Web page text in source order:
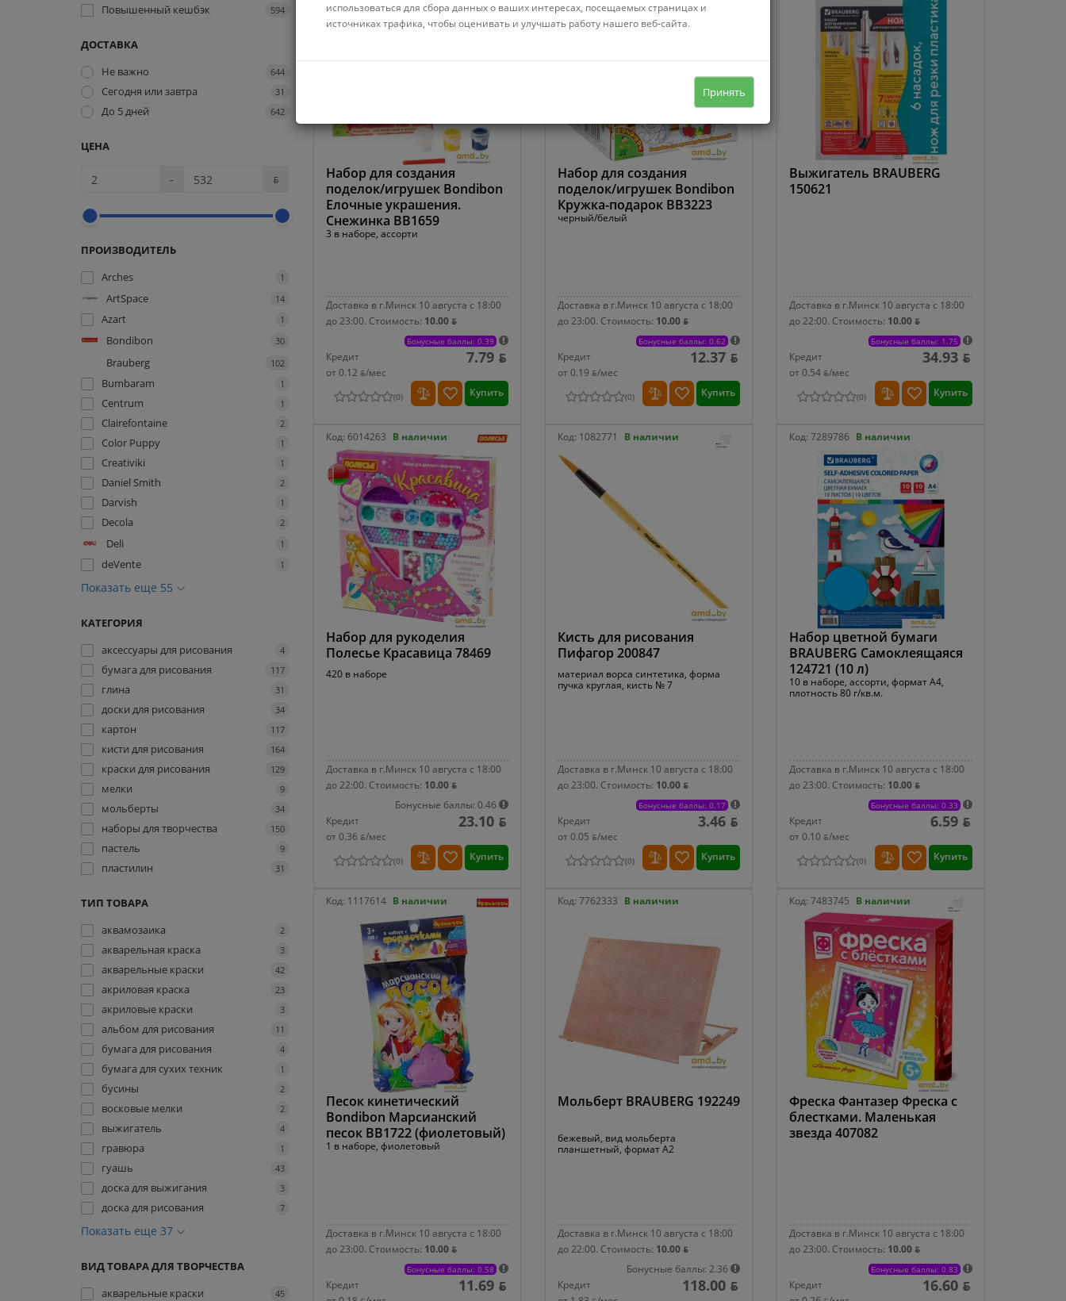
Повышенный кешбэк 594
ДОСТАВКА
Не важно
644
Сегодня или завтра 31
До 5 дней 642
ЦЕНА
- ƃ
ПРОИЗВОДИТЕЛЬ
Arches
1
ArtSpace 14
Azart 1
Bondibon 30
Brauberg 102
Bumbaram 1
Centrum 1
Clairefontaine 2
Color Puppy 1
Creativiki 1
Daniel Smith 2
Darvish 1
Decola 2
Deli 1
deVente 1
Показать еще 55
КАТЕГОРИЯ
аксессуары для рисования
4
бумага для рисования 117
глина 31
доски для рисования 34
картон 117
кисти для рисования 164
краски для рисования 129
мелки 9
мольберты 34
наборы для творчества 150
пастель 9
пластилин 31
ТИП ТОВАРА
аквамозаика
2
акварельная краска 3
акварельные краски 42
акриловая краска 23
акриловые краски 3
альбом для рисования 11
бумага для рисования 4
бумага для сухих техник 1
бусины 2
восковые мелки 2
выжигатель 4
гравюра 1
гуашь 43
доска для выжигания 3
доска для рисования 7
Показать еще 37
ВИД ТОВАРА ДЛЯ ТВОРЧЕСТВА
акварельные краски
45
Набор для создания
поделок/игрушек Bondibon
Елочные украшения.
Снежинка ВВ1659
3 в наборе, ассорти
Доставка в г.Минск 10 августа с 18:00
до 23:00. Стоимость: 10.00 ƃ
Бонусные баллы: 0.39
Кредит
от 0.12 ƃ/мec
7.79 ƃ
(0) Купить
Набор для создания
поделок/игрушек Bondibon
Кружка-подарок ВВ3223
черный/белый
Доставка в г.Минск 10 августа с 18:00
до 23:00. Стоимость: 10.00 ƃ
Бонусные баллы: 0.62
Кредит
от 0.19 ƃ/мec
12.37 ƃ
(0) Купить
Выжигатель BRAUBERG
150621
Доставка в г.Минск 10 августа с 18:00
до 22:00. Стоимость: 10.00 ƃ
Бонусные баллы: 1.75
Кредит
от 0.54 ƃ/мec
34.93 ƃ
(0) Купить
Код: 6014263 В наличии
Набор для рукоделия
Полесье Красавица 78469
420 в наборе
Доставка в г.Минск 10 августа с 18:00
до 22:00. Стоимость: 10.00 ƃ
Бонусные баллы: 0.46
Кредит
от 0.36 ƃ/мec
23.10 ƃ
(0) Купить
Код: 1082771 В наличии
Кисть для рисования
Пифагор 200847
материал ворса синтетика, форма
пучка круглая, кисть № 7
Доставка в г.Минск 10 августа с 18:00
до 23:00. Стоимость: 10.00 ƃ
Бонусные баллы: 0.17
Кредит
от 0.05 ƃ/мec
3.46 ƃ
(0) Купить
Код:7289786 В наличии
Набор цветной бумаги
BRAUBERG Самоклеящаяся
124721 (10 л)
10 в наборе, ассорти, формат A4,
плотность 80 г/кв.м.
Доставка в г.Минск 10 августа с 18:00
до 23:00. Стоимость: 10.00 ƃ
Бонусные баллы: 0.33
Кредит
от 0.10 ƃ/мec
6.59 ƃ
(0) Купить
Код: 1117614 В наличии
Песок кинетический
Bondibon Марсианский
песок ВВ1722 (фиолетовый)
1 в наборе, фиолетовый
Доставка в г.Минск 10 августа с 18:00
до 23:00. Стоимость: 10.00 ƃ
Бонусные баллы: 0.58
Кредит
11.69 ƃ
Код: 7762333 В наличии
Мольберт BRAUBERG 192249
бежевый, вид мольберта
планшетный, формат A2
Доставка в г.Минск 10 августа с 18:00
до 22:00. Стоимость: 10.00 ƃ
Бонусные баллы: 2.36
Кредит
118.00 ƃ
Код:7483745 В наличии
Фреска Фантазер Фреска с
блестками. Маленькая
звезда 407082
Доставка в г.Минск 10 августа с 18:00
до 23:00. Стоимость: 10.00 ƃ
Бонусные баллы: 0.83
Кредит
16.60 ƃ
использоваться для сбора данных о ваших интересах, посещаемых страницах и
источниках трафика, чтобы оценивать и улучшать работу нашего веб-сайта.
Принять